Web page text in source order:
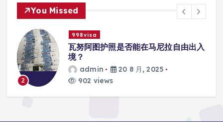
You Missed
3
998visa
瓦努阿图护照是否能在马尼拉使用国际
学校的注册？
admin
20 8 月, 2025
817 views